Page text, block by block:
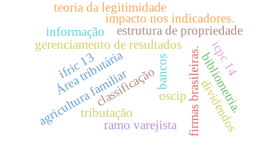
classificação
Área tributária
tributação
gerenciamento de resultados
estrutura de propriedade
firmas brasileiras.
agricultura familiar bibliometria.
bancos
impacto nos indicadores.
oscip
ramo varejista
teoria da legitimidade
ifric 13 icpc 14
dividendos
informação